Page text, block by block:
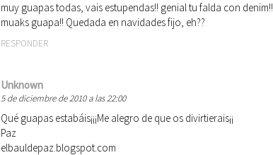
muy guapas todas, vais estupendas!! genial tu falda con denim!!
muaks guapa!! Quedada en navidades fijo, eh??
RESPONDER
Unknown
5 de diciembre de 2010 a las 22:00
Qué guapas estabáis¡¡¡Me alegro de que os divirtierais¡¡
Paz
elbauldepaz.blogspot.com